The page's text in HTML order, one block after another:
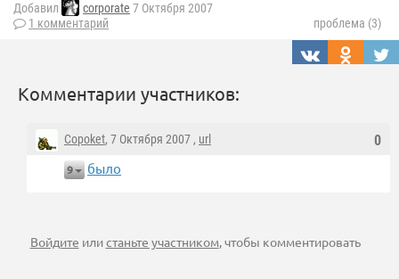
Добавил corporate 7 Октября 2007
1 комментарий
проблема (3)
Комментарии участников:
0
Copoket, 7 Октября 2007 , url
9 было
Войдите илистаньте участником, чтобы комментировать